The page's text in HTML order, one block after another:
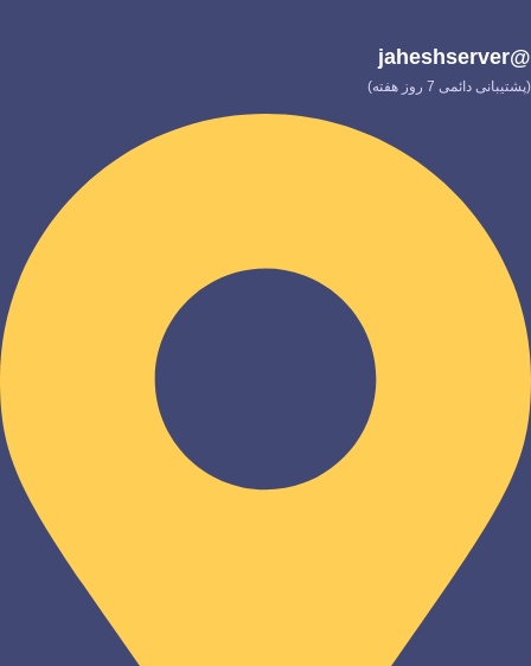
@jaheshserver
(پشتیبانی دائمی 7 روز هفته)